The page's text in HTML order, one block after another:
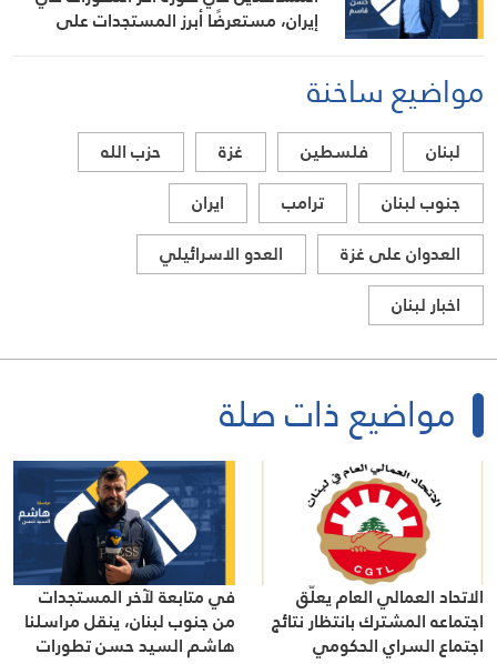
إيران، مستعرضًا أبرز المستجدات على
الصلة بالشأنين الداخلي والإقليميمواضيع ساخنة
لبنان فلسطين غزة
حزب الله
جنوب لبنان
ترامب
ايران
العدوان على غزة
العدو الاسرائيلي
اخبار لبنان
مواضيع ذات صلة
الاتحاد العمالي العام يعلّق
اجتماعه المشترك بانتظار نتائج
اجتماع السراي الحكومي
في متابعة لآخر المستجدات
من جنوب لبنان، ينقل مراسلنا
هاشم السيد حسن تطورات